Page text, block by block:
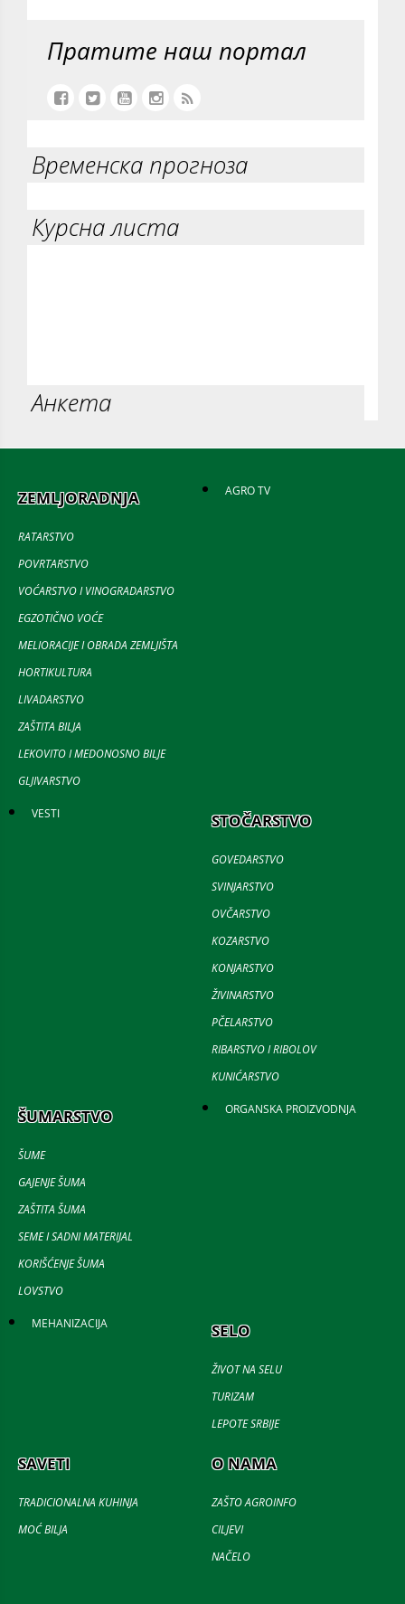
Пратите наш портал
Временска прогноза
Курсна листа
Анкета
ZEMLJORADNJA
RATARSTVO
POVRTARSTVO
VOĆARSTVO I VINOGRADARSTVO
EGZOTIČNO VOĆE
MELIORACIJE I OBRADA ZEMLJIŠTA
HORTIKULTURA
LIVADARSTVO
ZAŠTITA BILJA
LEKOVITO I MEDONOSNO BILJE
GLJIVARSTVO
AGRO TV
VESTI STOČARSTVO
GOVEDARSTVO
SVINJARSTVO
OVČARSTVO
KOZARSTVO
KONJARSTVO
ŽIVINARSTVO
PČELARSTVO
RIBARSTVO I RIBOLOV
KUNIĆARSTVO
ŠUMARSTVO
ŠUME
GAJENJE ŠUMA
ZAŠTITA ŠUMA
SEME I SADNI MATERIJAL
KORIŠĆENJE ŠUMA
LOVSTVO
ORGANSKA PROIZVODNJA
MEHANIZACIJA SELO
ŽIVOT NA SELU
TURIZAM
LEPOTE SRBIJE
SAVETI
TRADICIONALNA KUHINJA
MOĆ BILJA
O NAMA
ZAŠTO AGROINFO
CILJEVI
NAČELO